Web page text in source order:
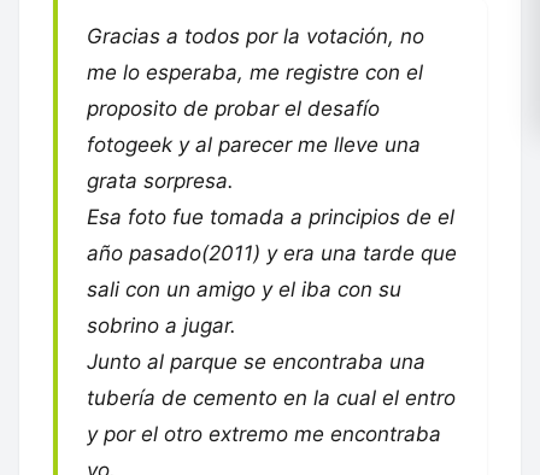
Gracias a todos por la votación, no
me lo esperaba, me registre con el
proposito de probar el desafío
fotogeek y al parecer me lleve una
grata sorpresa.
Esa foto fue tomada a principios de el
año pasado(2011) y era una tarde que
sali con un amigo y el iba con su
sobrino a jugar.
Junto al parque se encontraba una
tubería de cemento en la cual el entro
y por el otro extremo me encontraba